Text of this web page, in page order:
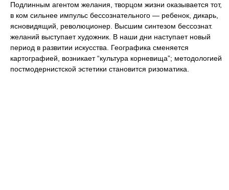
Подлинным агентом желания, творцом жизни оказывается тот,
в ком сильнее импульс бессознательного — ребенок, дикарь,
ясновидящий, революционер. Высшим синтезом бессознат.
желаний выступает художник. В наши дни наступает новый
период в развитии искусства. Географика сменяется
картографией, возникает “культура корневища”; методологией
постмодернистской эстетики становится ризоматика.